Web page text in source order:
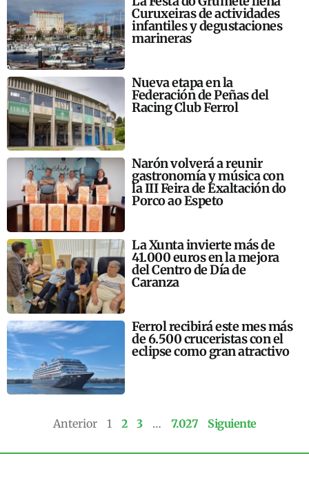
Curuxeiras de actividades
infantiles y degustaciones
marineras
Nueva etapa en la
Federación de Peñas del
Racing Club Ferrol
Narón volverá a reunir
gastronomía y música con
la III Feira de Exaltación do
Porco ao Espeto
La Xunta invierte más de
41.000 euros en la mejora
del Centro de Día de
Caranza
Ferrol recibirá este mes más
de 6.500 cruceristas con el
eclipse como gran atractivo
Anterior 1 2 3 … 7.027 Siguiente